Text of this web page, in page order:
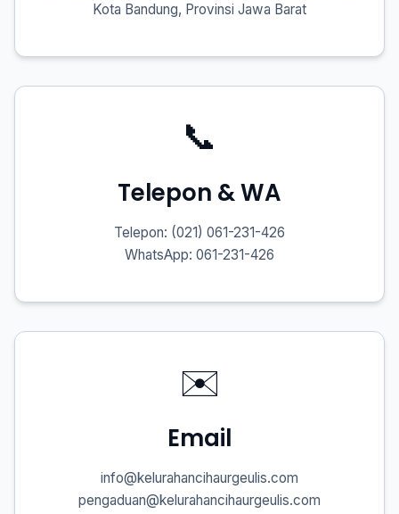
Kota Bandung, Provinsi Jawa Barat
📞
Telepon & WA
Telepon: (021) 061-231-426
WhatsApp: 061-231-426
✉️
Email
info@kelurahancihaurgeulis.com
pengaduan@kelurahancihaurgeulis.com